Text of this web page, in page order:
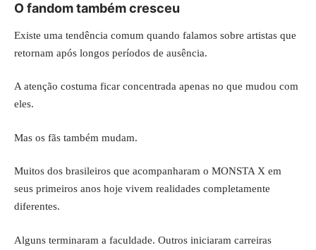
O fandom também cresceu
Existe uma tendência comum quando falamos sobre artistas que
retornam após longos períodos de ausência.
A atenção costuma ficar concentrada apenas no que mudou com
eles.
Mas os fãs também mudam.
Muitos dos brasileiros que acompanharam o MONSTA X em
seus primeiros anos hoje vivem realidades completamente
diferentes.
Alguns terminaram a faculdade. Outros iniciaram carreiras